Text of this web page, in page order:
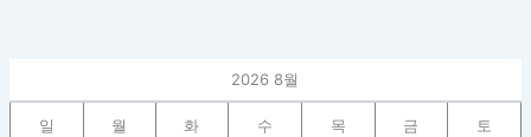
2026 8월
일 월 화 수 목 금 토